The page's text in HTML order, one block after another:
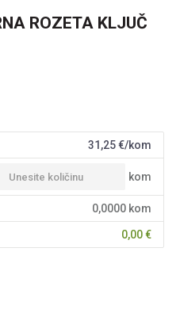
ROZETA KLJUČ
31,25€/kom
kom
0,0000 kom
0,00€